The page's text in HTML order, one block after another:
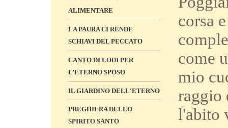
ALIMENTARE
LA PAURA CI RENDE
SCHIAVI DEL PECCATO
CANTO DI LODI PER
L’ETERNO SPOSO
IL GIARDINO DELL'ETERNO
PREGHIERA DELLO
SPIRITO SANTO
corsa
come
mio
raggio
l'abito